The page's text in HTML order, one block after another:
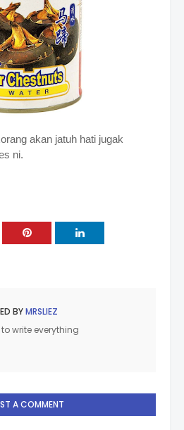
akan jatuh hati jugak
ni.
BYMRSLIEZ
to write everything
A COMMENT